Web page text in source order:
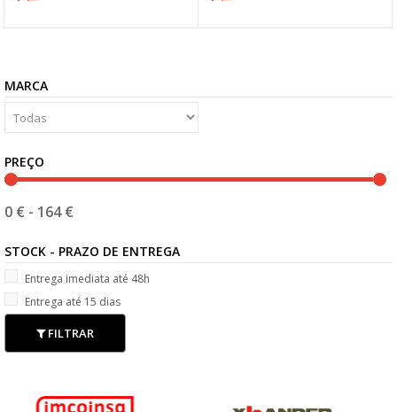
MARCA
PREÇO
0 € - 164 €
STOCK - PRAZO DE ENTREGA
Entrega imediata até 48h
Entrega até 15 dias
FILTRAR